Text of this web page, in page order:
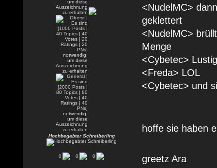
Hochbegabter Schreiberling
0 0 0
<NudelMC>
geklettert
<NudelMC>
Menge
<Cybetec>
<Freda> LOL
<Cybetec> und
hoffe sie haben
greetz Ara